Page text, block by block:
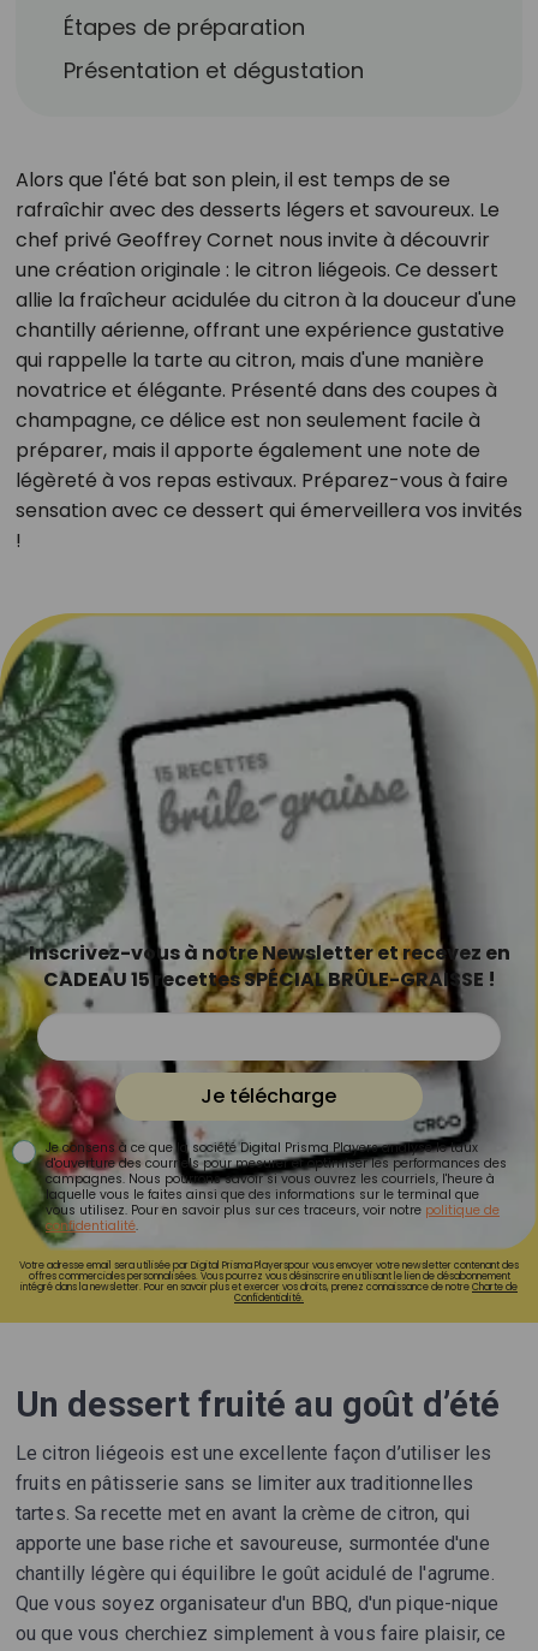
Étapes de préparation
Présentation et dégustation
Alors que l'été bat son plein, il est temps de se
rafraîchir avec des desserts légers et savoureux. Le
chef privé Geoffrey Cornet nous invite à découvrir
une création originale : le citron liégeois. Ce dessert
allie la fraîcheur acidulée du citron à la douceur d'une
chantilly aérienne, offrant une expérience gustative
qui rappelle la tarte au citron, mais d'une manière
novatrice et élégante. Présenté dans des coupes à
champagne, ce délice est non seulement facile à
préparer, mais il apporte également une note de
légèreté à vos repas estivaux. Préparez-vous à faire
sensation avec ce dessert qui émerveillera vos invités
!
Inscrivez-vous à notre Newsletter et recevez en
CADEAU 15 recettes SPÉCIAL BRÛLE-GRAISSE !
Je télécharge
Je consens à ce que la société Digital Prisma Players analyse le taux
d'ouverture des courriels pour mesurer et optimiser les performances des
campagnes. Nous pourrons savoir si vous ouvrez les courriels, l'heure à
laquelle vous le faites ainsi que des informations sur le terminal que
vous utilisez. Pour en savoir plus sur ces traceurs, voir notre politique de
confidentialité.
Votre adresse email sera utilisée par Digital Prisma Playerspour vous envoyer votre newsletter contenant des
offres commerciales personnalisées. Vous pourrez vous désinscrire en utilisant le lien de désabonnement
intégré dans la newsletter. Pour en savoir plus et exercer vos droits, prenez connaissance de notreCharte de
Confidentialité.
Un dessert fruité au goût d’été
Le citron liégeois est une excellente façon d’utiliser les
fruits en pâtisserie sans se limiter aux traditionnelles
tartes. Sa recette met en avant la crème de citron, qui
apporte une base riche et savoureuse, surmontée d'une
chantilly légère qui équilibre le goût acidulé de l'agrume.
Que vous soyez organisateur d'un BBQ, d'un pique-nique
ou que vous cherchiez simplement à vous faire plaisir, ce